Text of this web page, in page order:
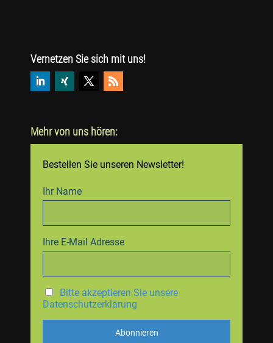
Vernetzen Sie sich mit uns!
Mehr von uns hören:
Bestellen Sie unseren Newsletter!
Ihr Name
Ihre E-Mail Adresse
Bitte akzeptieren Sie unsere
Datenschutzerklärung